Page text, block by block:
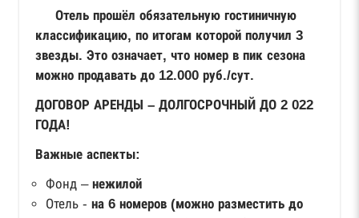
Отель прошёл обязательную гостиничную
классификацию, по итогам которой получил 3
звезды. Это означает, что номер в пик сезона
можно продавать до 12.000 руб./сут.
ДОГОВОР АРЕНДЫ – ДОЛГОСРОЧНЫЙ ДО 2 022
ГОДА!
Важные аспекты:
Фонд – нежилой
Отель - на 6 номеров (можно разместить до